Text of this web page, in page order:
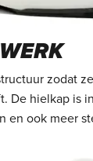
zodat
De hielkap is
en ook meer